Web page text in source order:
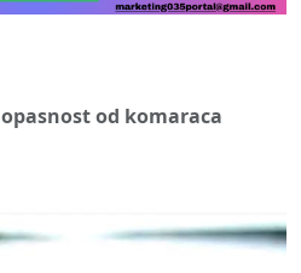
opasnost od komaraca